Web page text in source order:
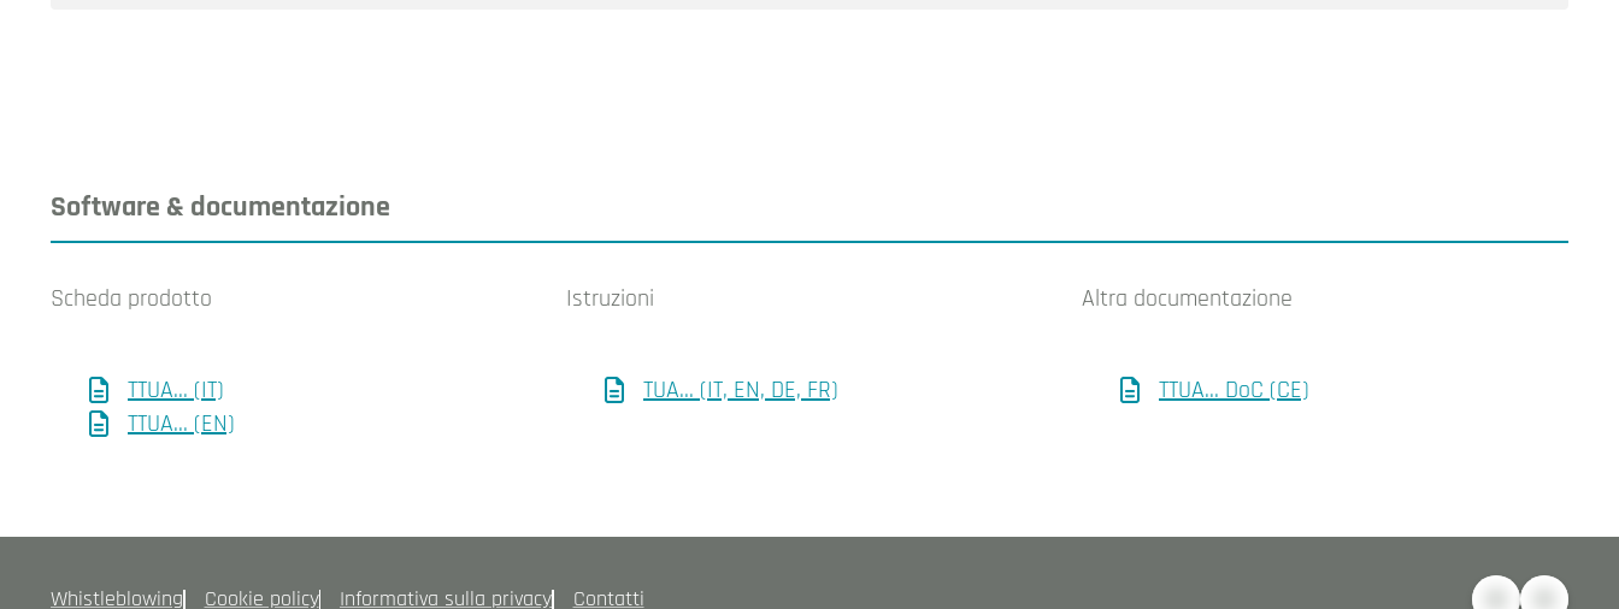
Software & documentazione
Scheda prodotto
TTUA... (IT)
TTUA... (EN)
Istruzioni
TUA... (IT, EN, DE, FR)
Altra documentazione
TTUA... DoC (CE)
Whistleblowing Cookie policy Informativa sulla privacy Contatti